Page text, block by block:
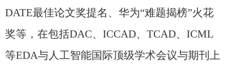
DATE最佳论文奖提名、华为“难题揭榜”火花
奖等，在包括DAC、 ICCAD、 TCAD、 ICML
等EDA与人工智能国际顶级学术会议与期刊上